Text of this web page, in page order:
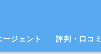
ージェント 評判・口コミ